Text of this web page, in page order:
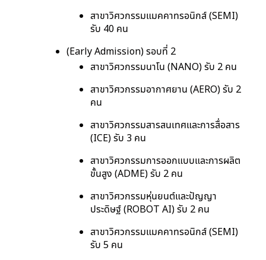
สาขาวิศวกรรมแมคคาทรอนิกส์ (SEMI)
รับ 40 คน
(Early Admission) รอบที่ 2
สาขาวิศวกรรมนาโน (NANO) รับ 2 คน
สาขาวิศวกรรมอากาศยาน (AERO) รับ 2
คน
สาขาวิศวกรรมสารสนเทศและการสื่อสาร
(ICE) รับ 3 คน
สาขาวิศวกรรมการออกแบบและการผลิต
ขั้นสูง (ADME) รับ 2 คน
สาขาวิศวกรรมหุ่นยนต์และปัญญา
ประดิษฐ์ (ROBOT AI) รับ 2 คน
สาขาวิศวกรรมแมคคาทรอนิกส์ (SEMI)
รับ 5 คน